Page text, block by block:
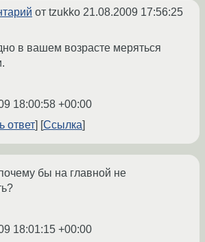
от tzukko 21.08.2009 17:56:25
в вашем возрасте меряться
18:00:58 +00:00
ответ
Ссылка
бы на главной не
18:01:15 +00:00